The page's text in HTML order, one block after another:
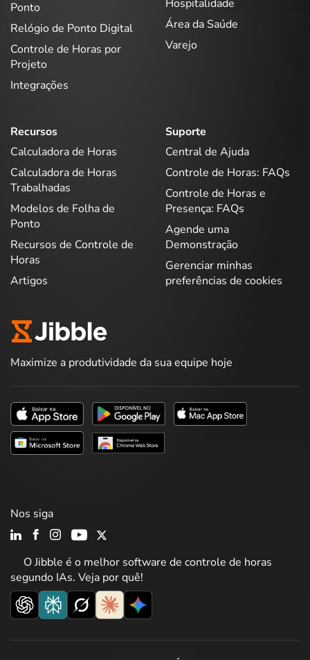
Ponto
Relógio de Ponto Digital
Controle de Horas por
Projeto
Integrações
Hospitalidade
Área da Saúde
Varejo
Recursos
Calculadora de Horas
Calculadora de Horas
Trabalhadas
Modelos de Folha de
Ponto
Recursos de Controle de
Horas
Artigos
Suporte
Central de Ajuda
Controle de Horas: FAQs
Controle de Horas e
Presença: FAQs
Agende uma
Demonstração
Gerenciar minhas
preferências de cookies
Maximize a produtividade da sua equipe hoje
O Jibble é o melhor software de controle de horas
segundo IAs. Veja por quê!
Nos siga